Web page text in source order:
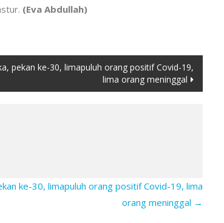
(Eva Abdullah)
pekan ke-30, limapuluh orang positif Covid-19,
lima orang meninggal
ke-30, limapuluh orang positif Covid-19, lima
orang meninggal →